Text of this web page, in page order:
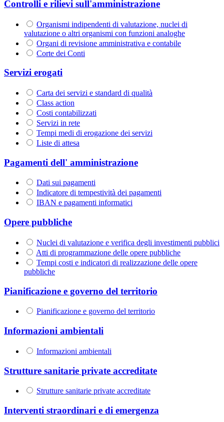
Controlli e rilievi sull'amministrazione
Organismi indipendenti di valutazione, nuclei di
valutazione o altri organismi con funzioni analoghe
Organi di revisione amministrativa e contabile
Corte dei Conti
Servizi erogati
Carta dei servizi e standard di qualità
Class action
Costi contabilizzati
Servizi in rete
Tempi medi di erogazione dei servizi
Liste di attesa
Pagamenti dell' amministrazione
Dati sui pagamenti
Indicatore di tempestività dei pagamenti
IBAN e pagamenti informatici
Opere pubbliche
Nuclei di valutazione e verifica degli investimenti pubblici
Atti di programmazione delle opere pubbliche
Tempi costi e indicatori di realizzazione delle opere
pubbliche
Pianificazione e governo del territorio
Pianificazione e governo del territorio
Informazioni ambientali
Informazioni ambientali
Strutture sanitarie private accreditate
Strutture sanitarie private accreditate
Interventi straordinari e di emergenza